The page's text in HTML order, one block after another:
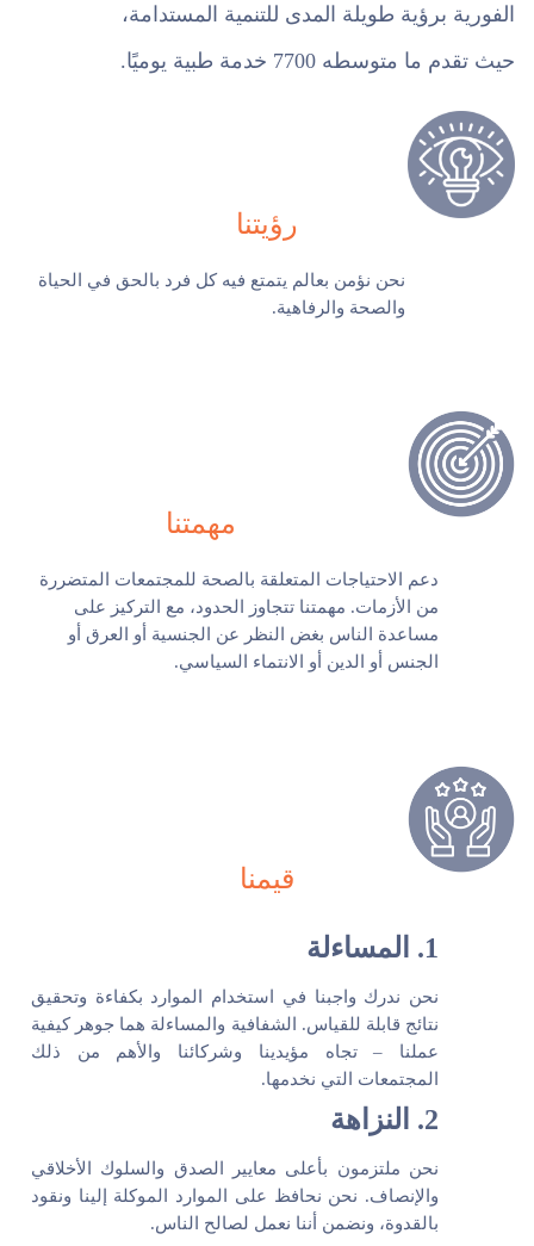
الفورية برؤية طويلة المدى للتنمية المستدامة،
حيث تقدم ما متوسطه 7700 خدمة طبية يوميًا.
رؤيتنا
نحن نؤمن بعالم يتمتع فيه كل فرد بالحق في الحياة
والصحة والرفاهية.
مهمتنا
دعم الاحتياجات المتعلقة بالصحة للمجتمعات المتضررة
من الأزمات. مهمتنا تتجاوز الحدود، مع التركيز على
مساعدة الناس بغض النظر عن الجنسية أو العرق أو
الجنس أو الدين أو الانتماء السياسي.
قيمنا
1. المساءلة
نحن ندرك واجبنا في استخدام الموارد بكفاءة وتحقيق
نتائج قابلة للقياس. الشفافية والمساءلة هما جوهر كيفية
عملنا – تجاه مؤيدينا وشركائنا والأهم من ذلك
المجتمعات التي نخدمها.
2. النزاهة
نحن ملتزمون بأعلى معايير الصدق والسلوك الأخلاقي
والإنصاف. نحن نحافظ على الموارد الموكلة إلينا ونقود
بالقدوة، ونضمن أننا نعمل لصالح الناس.